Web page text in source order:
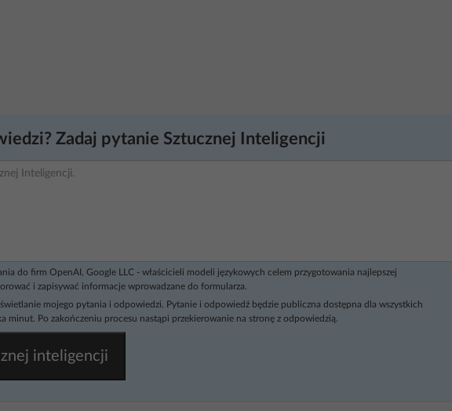
Zadaj pytanie Sztucznej Inteligencji
do firm OpenAI, Google LLC - właścicieli modeli językowych celem przygotowania najlepszej
i zapisywać informacje wprowadzane do formularza.
mojego pytania i odpowiedzi. Pytanie i odpowiedź będzie publiczna dostępna dla wszystkich
minut. Po zakończeniu procesu nastąpi przekierowanie na stronę z odpowiedzią.
inteligencji